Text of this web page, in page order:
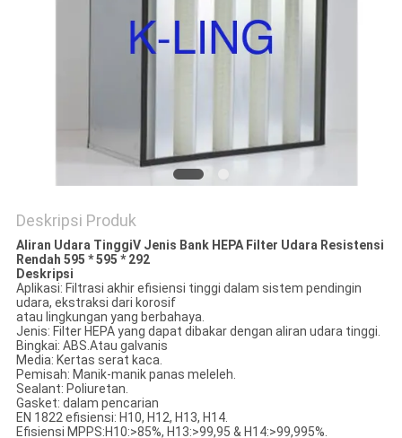
Deskripsi Produk
Aliran Udara TinggiV Jenis Bank HEPA Filter Udara Resistensi
Rendah 595 * 595 * 292
Deskripsi
Aplikasi: Filtrasi akhir efisiensi tinggi dalam sistem pendingin
udara, ekstraksi dari korosif
atau lingkungan yang berbahaya.
Jenis: Filter HEPA yang dapat dibakar dengan aliran udara tinggi.
Bingkai: ABS.Atau galvanis
Media: Kertas serat kaca.
Pemisah: Manik-manik panas meleleh.
Sealant: Poliuretan.
Gasket: dalam pencarian
EN 1822 efisiensi: H10, H12, H13, H14.
Efisiensi MPPS:H10:>85%, H13:>99,95 & H14:>99,995%.